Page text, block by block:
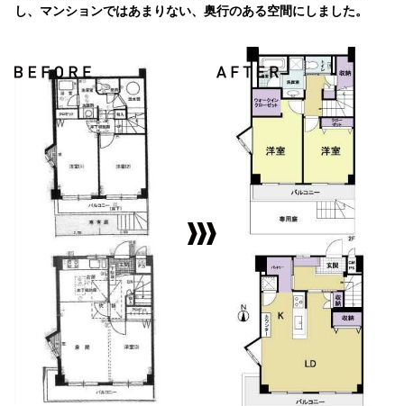
し、マンションではあまりない、奥行のある空間にしました。